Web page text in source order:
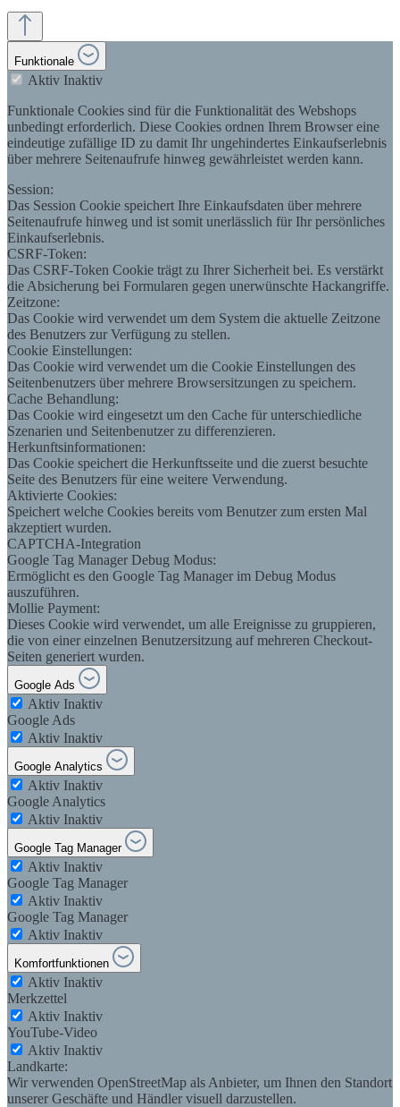
Funktionale
Aktiv Inaktiv
Funktionale Cookies sind für die Funktionalität des Webshops
unbedingt erforderlich. Diese Cookies ordnen Ihrem Browser eine
eindeutige zufällige ID zu damit Ihr ungehindertes Einkaufserlebnis
über mehrere Seitenaufrufe hinweg gewährleistet werden kann.
Session:
Das Session Cookie speichert Ihre Einkaufsdaten über mehrere
Seitenaufrufe hinweg und ist somit unerlässlich für Ihr persönliches
Einkaufserlebnis.
CSRF-Token:
Das CSRF-Token Cookie trägt zu Ihrer Sicherheit bei. Es verstärkt
die Absicherung bei Formularen gegen unerwünschte Hackangriffe.
Zeitzone:
Das Cookie wird verwendet um dem System die aktuelle Zeitzone
des Benutzers zur Verfügung zu stellen.
Cookie Einstellungen:
Das Cookie wird verwendet um die Cookie Einstellungen des
Seitenbenutzers über mehrere Browsersitzungen zu speichern.
Cache Behandlung:
Das Cookie wird eingesetzt um den Cache für unterschiedliche
Szenarien und Seitenbenutzer zu differenzieren.
Herkunftsinformationen:
Das Cookie speichert die Herkunftsseite und die zuerst besuchte
Seite des Benutzers für eine weitere Verwendung.
Aktivierte Cookies:
Speichert welche Cookies bereits vom Benutzer zum ersten Mal
akzeptiert wurden.
CAPTCHA-Integration
Google Tag Manager Debug Modus:
Ermöglicht es den Google Tag Manager im Debug Modus
auszuführen.
Mollie Payment:
Dieses Cookie wird verwendet, um alle Ereignisse zu gruppieren,
die von einer einzelnen Benutzersitzung auf mehreren Checkout-
Seiten generiert wurden.
Google Ads
Aktiv Inaktiv
Google Ads
Aktiv Inaktiv
Google Analytics
Aktiv Inaktiv
Google Analytics
Aktiv Inaktiv
Google Tag Manager
Aktiv Inaktiv
Google Tag Manager
Aktiv Inaktiv
Google Tag Manager
Aktiv Inaktiv
Komfortfunktionen
Aktiv Inaktiv
Merkzettel
Aktiv Inaktiv
YouTube-Video
Aktiv Inaktiv
Landkarte:
Wir verwenden OpenStreetMap als Anbieter, um Ihnen den Standort
unserer Geschäfte und Händler visuell darzustellen.